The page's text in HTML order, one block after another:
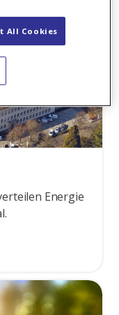
Energie
All Cookies